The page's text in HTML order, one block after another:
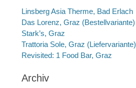
Linsberg Asia Therme, Bad Erlach
Das Lorenz, Graz (Bestellvariante)
Stark’s, Graz
Trattoria Sole, Graz (Liefervariante)
Revisited: 1 Food Bar, Graz
Archiv